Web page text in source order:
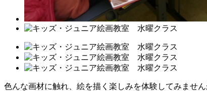
色んな画材に触れ、絵を描く楽しみを体験してみませ